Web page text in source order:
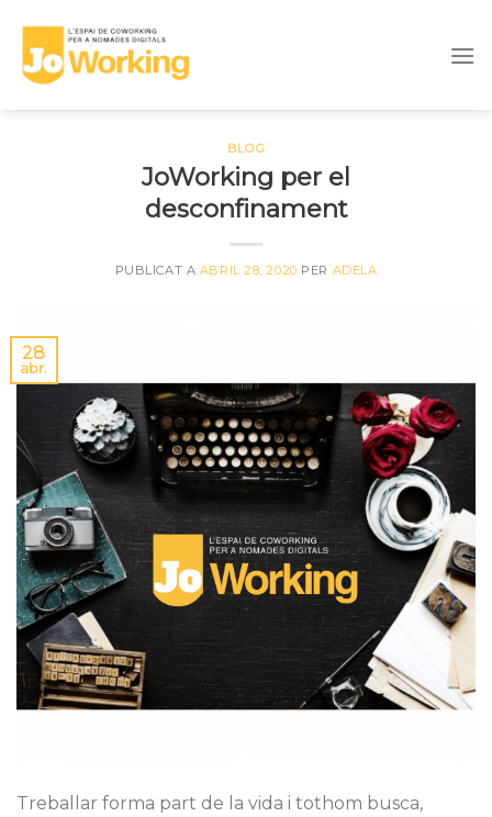
content
BLOG
JoWorking per el
desconfinament
PUBLICAT A ABRIL 28, 2020 PER ADELA
28
abr.
Treballar forma part de la vida i tothom busca,